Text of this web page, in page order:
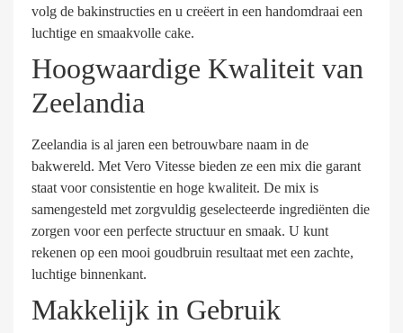
volg de bakinstructies en u creëert in een handomdraai een
luchtige en smaakvolle cake.
Hoogwaardige Kwaliteit van
Zeelandia
Zeelandia is al jaren een betrouwbare naam in de
bakwereld. Met Vero Vitesse bieden ze een mix die garant
staat voor consistentie en hoge kwaliteit. De mix is
samengesteld met zorgvuldig geselecteerde ingrediënten die
zorgen voor een perfecte structuur en smaak. U kunt
rekenen op een mooi goudbruin resultaat met een zachte,
luchtige binnenkant.
Makkelijk in Gebruik